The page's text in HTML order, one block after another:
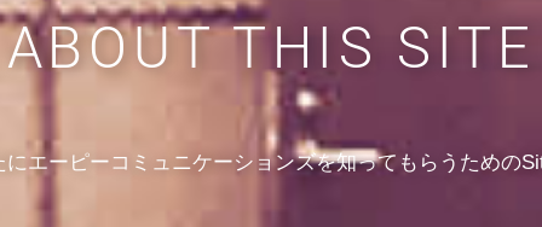
ABOUT THIS SITE
にエーピーコミュニケーションズを知ってもらうための